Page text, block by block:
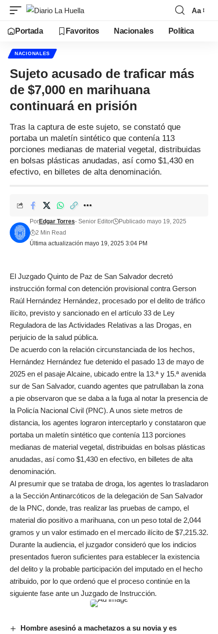
Aa
Portada Favoritos Nacionales Política
NACIONALES
Sujeto acusado de traficar más
de $7,000 en marihuana
continuará en prisión
Tras la captura de este sujeto, se constató que
portaba un maletín sintético que contenía 113
porciones medianas de material vegetal, distribuidas
en bolsas plásticas anudadas, así como $1,430 en
efectivo, en billetes de alta denominación.
Última actualización mayo 19, 2025 3:04 PM
PorEdgar Torres- Senior Editor
Publicado mayo 19, 2025
2 Min Read
El Juzgado Quinto de Paz de San Salvador decretó
instrucción formal con detención provisional contra Gerson
Raúl Hernández Hernández, procesado por el delito de tráfico
ilícito, previsto y sancionado en el artículo 33 de Ley
Reguladora de las Actividades Relativas a las Drogas, en
perjuicio de la salud pública.
De acuerdo con la relación circunstanciada de los hechos,
Hernández Hernández fue detenido el pasado 13 de mayo de
2025 en el pasaje Alcaine, ubicado entre la 13.ª y 15.ª avenida
sur de San Salvador, cuando agentes que patrullaban la zona
a pie observaron que se daba a la fuga al notar la presencia de
la Policía Nacional Civil (PNC). A unos siete metros de
distancia, los agentes lograron interceptarlo y constataron que
portaba un maletín sintético que contenía 113 porciones
medianas de material vegetal, distribuidas en bolsas plásticas
anudadas, así como $1,430 en efectivo, en billetes de alta
denominación.
Al presumir que se trataba de droga, los agentes lo trasladaron
a la Sección Antinarcóticos de la delegación de San Salvador
de la PNC, donde, tras realizar las pruebas de campo, el
material dio positivo a marihuana, con un peso total de 2,044
gramos y un valor estimado en el mercado ilícito de $7,215.32.
Durante la audiencia, el juzgador consideró que los indicios
presentados fueron suficientes para establecer la existencia
del delito y la probable participación del imputado en el hecho
atribuido, por lo que ordenó que el proceso continúe en la
siguiente fase ante un Juzgado de Instrucción.
Hombre asesinó a machetazos a su novia y es